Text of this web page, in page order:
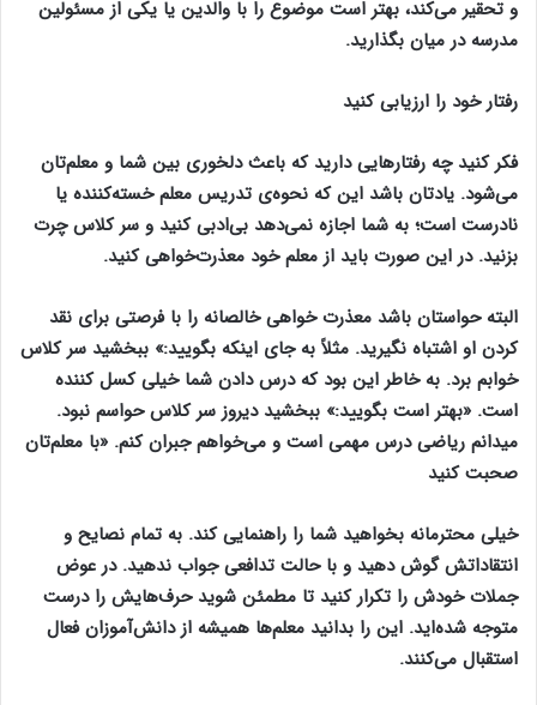
و تحقیر می‌کند، بهتر است موضوع را با والدین یا یکی از مسئولین
مدرسه در میان بگذارید.
رفتار خود را ارزیابی کنید
فکر کنید چه رفتار‌هایی دارید که باعث دلخوری بین شما و معلم‌تان
می‌شود. یادتان باشد این که نحوه‌ی تدریس معلم خسته‌کننده یا
نادرست است؛ به شما اجازه نمی‌دهد بی‌ادبی کنید و سر کلاس چرت
بزنید. در این صورت باید از معلم خود معذرت‌خواهی کنید.
البته حواستان باشد معذرت خواهی خالصانه را با فرصتی برای نقد
کردن او اشتباه نگیرید. مثلاً به جای اینکه بگویید:» ببخشید سر کلاس
خوابم برد. به خاطر این بود که درس دادن شما خیلی کسل کننده
است. «بهتر است بگویید:» ببخشید دیروز سر کلاس حواسم نبود.
میدانم ریاضی درس مهمی است و می‌خواهم جبران کنم. «با معلم‌تان
صحبت کنید
خیلی محترمانه بخواهید شما را راهنمایی کند. به تمام نصایح و
انتقاداتش گوش دهید و با حالت تدافعی جواب ندهید. در عوض
جملات خودش را تکرار کنید تا مطمئن شوید حرف‌هایش را درست
متوجه شده‌اید. این را بدانید معلم‌ها همیشه از دانش‌آموزان فعال
استقبال می‌کنند.